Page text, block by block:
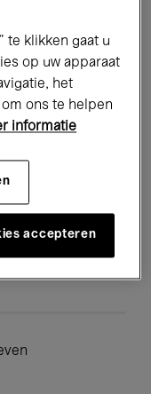
Global Music
te klikken gaat u
op uw apparaat
het
ons te helpen
informatie
accepteren